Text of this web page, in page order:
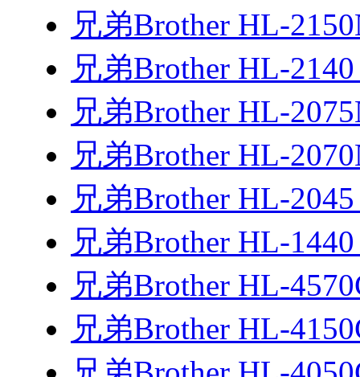
兄弟Brother HL-
兄弟Brother HL-
兄弟Brother HL-
兄弟Brother HL-
兄弟Brother HL-
兄弟Brother HL-
兄弟Brother HL-
兄弟Brother HL-